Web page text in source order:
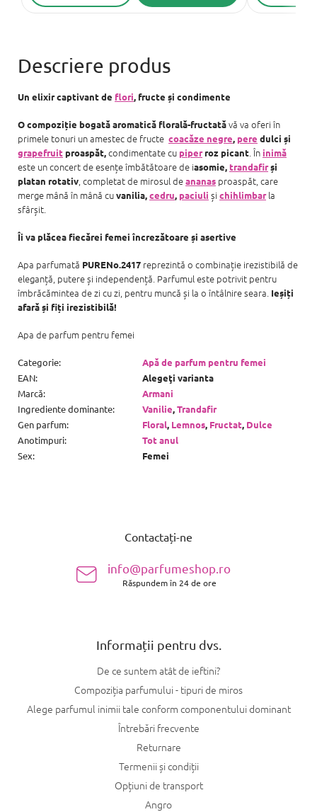
Un elixir captivant de flori, fructe și condimente
O compoziție bogată aromatică florală-fructatăvă va oferi în
primele tonuri un amestec de fructe coacăze negre, pere dulci și
grapefruit proaspăt,condimentate cu piperroz picant. Îninimă
este un concert de esențe îmbătătoare de iasomie,trandafirși
platan rotativ, completat de mirosul deananas proaspăt, care
merge mână în mână cuvanilia,cedru, paciuli și chihlimbarla
sfârșit.
Îi va plăcea fiecărei femei încrezătoare și asertive
Apa parfumată PURENo.2417 reprezintă o combinație irezistibilă de
eleganță, putere și independență. Parfumul este potrivit pentru
îmbrăcămintea de zi cu zi, pentru muncă și la o întâlnire seara. Ieșiți
afară și fiți irezistibilă!
Apa de parfum pentru femei
Categorie:
Apă de parfum pentru femei
EAN:
Alegeţi varianta
Marcă:
Armani
Ingrediente dominante: Vanilie,Trandafir
Gen parfum: Floral, Lemnos, Fructat, Dulce
Anotimpuri:
Tot anul
Sex: Femei
Contactați-ne
info@parfumeshop.ro
Răspundem în 24 de ore
Informații pentru dvs.
De ce suntem atât de ieftini?
Compoziția parfumului - tipuri de miros
Alege parfumul inimii tale conform componentului dominant
Întrebări frecvente
Returnare
Termenii și condiții
Opțiuni de transport
Angro